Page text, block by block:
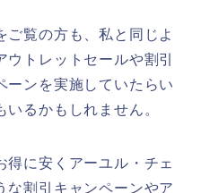
ご覧の方も、私と同じよ
トレットセールや割引
ーンを実施していたらい
るかもしれません。
得に安くアーユル・チェ
な割引キャンペーンやア